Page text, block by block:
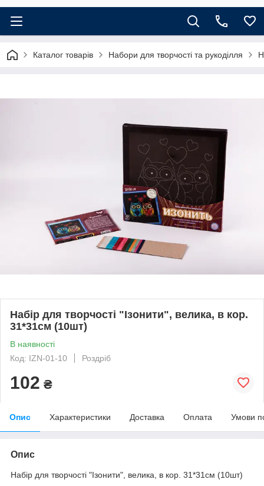
Каталог товарів Набори для творчості та рукоділля
Набір для творчості "Ізонити", велика, в кор.
31*31см (10шт)
В наявності
Код: IZN-01-10
Роздріб
102 ₴
Опис Характеристики Доставка Оплата Умови
Опис
Набір для творчості "Ізонити", велика, в кор. 31*31см (10шт)